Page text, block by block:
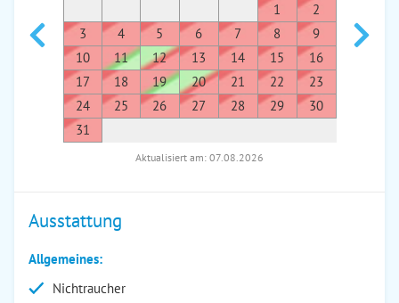
1
2
3
4 5 6 7 8
9
10
11 12 13 14 15
16
17
18 19 20 21 22
23
24
25 26 27 28 29
30
31
7
Aktualisiert am: 07.08.2026
Ausstattung
Allgemeines:
Nichtraucher